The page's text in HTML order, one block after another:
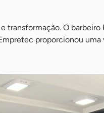
transformação. O barbeiro
proporcionou uma